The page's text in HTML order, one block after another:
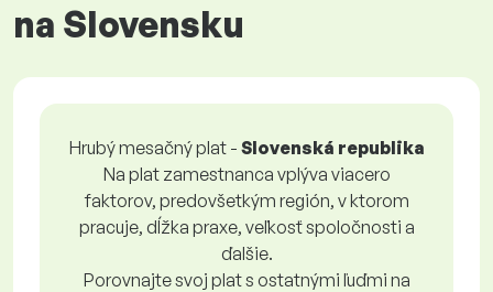
na Slovensku
Hrubý mesačný plat - Slovenská republika
Na plat zamestnanca vplýva viacero
faktorov, predovšetkým región, v ktorom
pracuje, dĺžka praxe, veľkosť spoločnosti a
ďalšie.
Porovnajte svoj plat s ostatnými ľuďmi na